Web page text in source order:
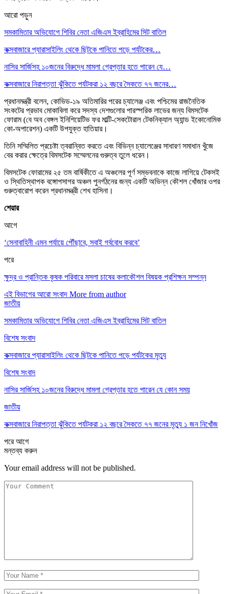
আরো পড়ুন
সমকামিতার অভিযোগে শিবির নেতা এজিএস ইব্রাহিমের সিট বাতিল
কক্সবাজারে প্যারাসাইলিং থেকে ছিটকে পানিতে পড়ে পর্যটকের…
নাসির সার্জিসহ ১০জনের বিরুদ্ধে মামলা গ্রেপ্তার হতে পারেন যে…
কক্সবাজারে নিরাপত্তা ঝুঁকিতে পর্যটকরা ১২ বছরে সৈকতে ৭৭ জনের…
প্রধানমন্ত্রী বলেন, কোভিড-১৯ অতিমারির পরের চ্যালেঞ্জ এবং পশ্চিমের রাজনৈতিক
সংকটের প্রভাব মোকাবিলা করে সদস্য দেশগুলোর পারস্পরিক লাভের জন্য বিমসটেক
ফোরাম (বে অব বেঙ্গল ইনিশিয়েটিভ ফর মাল্টি-সেকটোরাল টেকনিক্যাল অ্যান্ড ইকোনোমিক
কো-অপারেশন) একটি উপযুক্ত হাতিয়ার।
তিনি সম্মিলিত প্রচেষ্টা ত্বরান্বিত করতে এবং বিভিন্ন চ্যালেঞ্জের সাধারণ সমাধান খুঁজে
বের করার ক্ষেত্রে বিমসটেক সম্মেলনের গুরুত্ব তুলে ধরেন।
বিমসটেক ফোরামের ২৫ তম বার্ষিকীতে এ অঞ্চলের পূর্ণ সম্ভবনাকে কাজে লাগিয়ে টেকসই
ও স্থিতিস্থাপক বঙ্গোপসাগর অঞ্চল পুনর্গঠনের জন্য একটি অভিন্ন কৌশল খোঁজার ওপর
গুরুত্বারোপ করেন প্রধানমন্ত্রী শেখ হাসিনা।
শেয়ার
আগে
‘সেনাবাহিনী এমন পর্যায়ে পৌঁছাবে, সবাই গর্ববোধ করবে’
পরে
ক্ষুদ্র ও প্রান্তিক কৃষক পরিবারে মসলা চাষের কলাকৌশল বিষয়ক প্রশিক্ষন সম্পন্ন
এই বিভাগের আরো সংবাদ More from author
জাতীয়
সমকামিতার অভিযোগে শিবির নেতা এজিএস ইব্রাহিমের সিট বাতিল
বিশেষ সংবাদ
কক্সবাজারে প্যারাসাইলিং থেকে ছিটকে পানিতে পড়ে পর্যটকের মৃত্যু
বিশেষ সংবাদ
নাসির সার্জিসহ ১০জনের বিরুদ্ধে মামলা গ্রেপ্তার হতে পারেন যে কোন সময়
জাতীয়
কক্সবাজারে নিরাপত্তা ঝুঁকিতে পর্যটকরা ১২ বছরে সৈকতে ৭৭ জনের মৃত্যু ১ জন নিখোঁজ
পরেআগে
মন্তব্য করুন
Your email address will not be published.